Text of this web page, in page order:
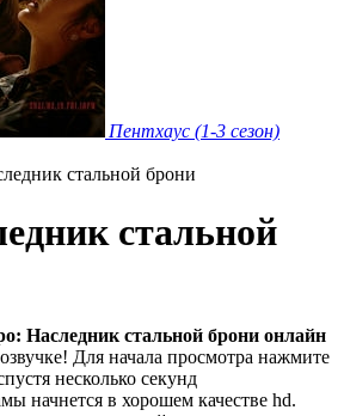
Пентхаус (1-3 сезон)
стальной брони
стальной
Наследник стальной брони онлайн
Для начала просмотра нажмите
несколько секунд
начнется в хорошем качестве hd.